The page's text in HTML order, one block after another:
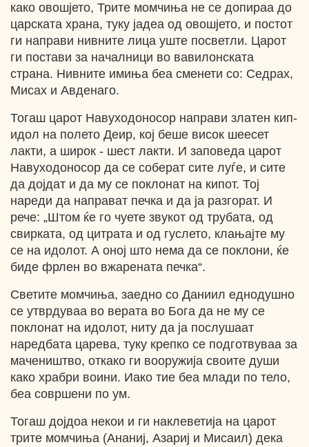
како овошјето, Трите момчиња не се допираа до
царската храна, туку јадеа од овошјето, и постот
ги направи нивните лица уште посветли. Царот
ги постави за началници во вавилонската
страна. Нивните имиња беа сменети со: Седрах,
Мисах и Авденаго.
Тогаш царот Навуходоносор направи златен кип-
идол на полето Деир, кој беше висок шеесет
лакти, а широк - шест лакти. И заповеда царот
Навуходоносор да се соберат сите луѓе, и сите
да дојдат и да му се поклонат на кипот. Тој
нареди да направат печка и да ја разгорат. И
рече: „Штом ќе го чуете звукот од трубата, од
свирката, од цитрата и од гуслето, клањајте му
се на идолот. А оној што нема да се поклони, ќе
биде фрлен во вжарената печка“.
Светите момчиња, заедно со Даниил еднодушно
се утврдуваа во верата во Бога да не му се
поклонат на идолот, ниту да ја послушаат
наредбата царева, туку крепко се подготвуваа за
мачеништво, откако ги вооружија своите души
како храбри воини. Иако тие беа млади по тело,
беа совршени по ум.
Тогаш дојдоа некои и ги наклеветија на царот
трите момчиња (Ананиј, Азариј и Мисаил) дека